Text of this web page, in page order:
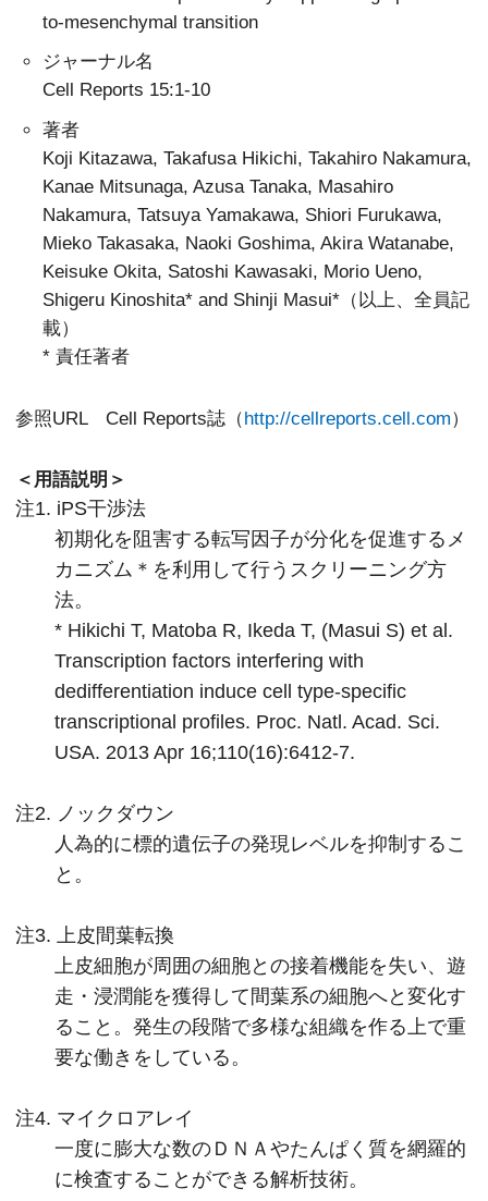
to-mesenchymal transition
ジャーナル名
Cell Reports 15:1-10
著者
Koji Kitazawa, Takafusa Hikichi, Takahiro Nakamura,
Kanae Mitsunaga, Azusa Tanaka, Masahiro
Nakamura, Tatsuya Yamakawa, Shiori Furukawa,
Mieko Takasaka, Naoki Goshima, Akira Watanabe,
Keisuke Okita, Satoshi Kawasaki, Morio Ueno,
Shigeru Kinoshita* and Shinji Masui*（以上、全員記
載）
* 責任著者
参照URL Cell Reports誌（http://cellreports.cell.com）
＜用語説明＞
注1. iPS干渉法
初期化を阻害する転写因子が分化を促進するメ
カニズム＊を利用して行うスクリーニング方
法。
* Hikichi T, Matoba R, Ikeda T, (Masui S) et al.
Transcription factors interfering with
dedifferentiation induce cell type-specific
transcriptional profiles. Proc. Natl. Acad. Sci.
USA. 2013 Apr 16;110(16):6412-7.
注2. ノックダウン
人為的に標的遺伝子の発現レベルを抑制するこ
と。
注3. 上皮間葉転換
上皮細胞が周囲の細胞との接着機能を失い、遊
走・浸潤能を獲得して間葉系の細胞へと変化す
ること。発生の段階で多様な組織を作る上で重
要な働きをしている。
注4. マイクロアレイ
一度に膨大な数のＤＮＡやたんぱく質を網羅的
に検査することができる解析技術。